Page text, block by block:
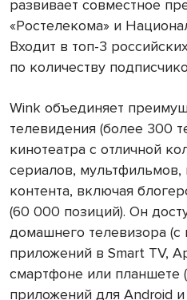
развивает совместное
«Ростелекома» и
Входит в топ-3
по количеству
Wink объединяет
телевидения (более 300
кинотеатра с отличной
сериалов, мультфильмов,
контента, включая
(60 000 позиций). Он
домашнего телевизора
приложений в Smart TV,
смартфоне или
приложений для Android и